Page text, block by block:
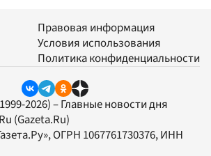
Правовая информация
Условия использования
Политика конфиденциальности
2026) – Главные новости дня
(Gazeta.Ru)
, ОГРН 1067761730376, ИНН